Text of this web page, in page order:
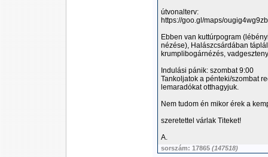
útvonalterv:
https://goo.gl/maps/
Ebben van kuttúrpogram
nézése), Halászcsárdában
krumplibogárnézés,
Indulási pánik: szombat 9:00
Tankoljatok a pénteki/szombat
lemaradókat otthagyjuk.
Nem tudom én mikor érek a
szeretettel várlak Titeket!
A.
sorszám: 17865 (147518)